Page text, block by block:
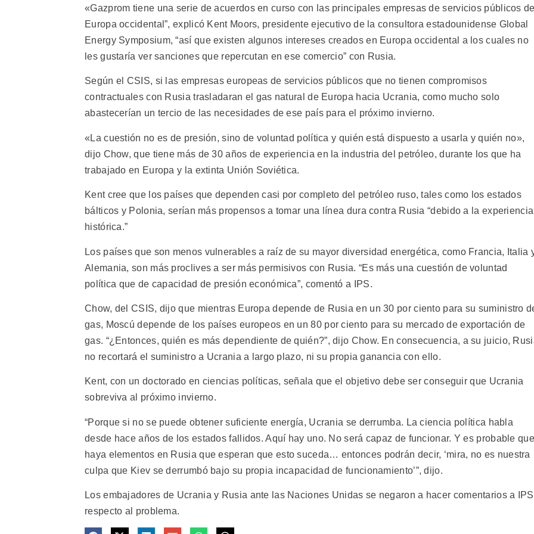
«Gazprom tiene una serie de acuerdos en curso con las principales empresas de servicios públicos
Europa occidental”, explicó Kent Moors, presidente ejecutivo de la consultora estadounidense Global
Energy Symposium, “así que existen algunos intereses creados en Europa occidental a los cuales no
les gustaría ver sanciones que repercutan en ese comercio” con Rusia.
Según el CSIS, si las empresas europeas de servicios públicos que no tienen compromisos
contractuales con Rusia trasladaran el gas natural de Europa hacia Ucrania, como mucho solo
abastecerían un tercio de las necesidades de ese país para el próximo invierno.
«La cuestión no es de presión, sino de voluntad política y quién está dispuesto a usarla y quién no»,
dijo Chow, que tiene más de 30 años de experiencia en la industria del petróleo, durante los que ha
trabajado en Europa y la extinta Unión Soviética.
Kent cree que los países que dependen casi por completo del petróleo ruso, tales como los estados
bálticos y Polonia, serían más propensos a tomar una línea dura contra Rusia “debido a la experiencia
histórica.”
Los países que son menos vulnerables a raíz de su mayor diversidad energética, como Francia, Italia
Alemania, son más proclives a ser más permisivos con Rusia. “Es más una cuestión de voluntad
política que de capacidad de presión económica”, comentó a IPS.
Chow, del CSIS, dijo que mientras Europa depende de Rusia en un 30 por ciento para su suministro
gas, Moscú depende de los países europeos en un 80 por ciento para su mercado de exportación de
gas. “¿Entonces, quién es más dependiente de quién?”, dijo Chow. En consecuencia, a su juicio,
no recortará el suministro a Ucrania a largo plazo, ni su propia ganancia con ello.
Kent, con un doctorado en ciencias políticas, señala que el objetivo debe ser conseguir que Ucrania
sobreviva al próximo invierno.
“Porque si no se puede obtener suficiente energía, Ucrania se derrumba. La ciencia política habla
desde hace años de los estados fallidos. Aquí hay uno. No será capaz de funcionar. Y es probable que
haya elementos en Rusia que esperan que esto suceda… entonces podrán decir, ‘mira, no es nuestra
culpa que Kiev se derrumbó bajo su propia incapacidad de funcionamiento’”, dijo.
Los embajadores de Ucrania y Rusia ante las Naciones Unidas se negaron a hacer comentarios a IPS
respecto al problema.